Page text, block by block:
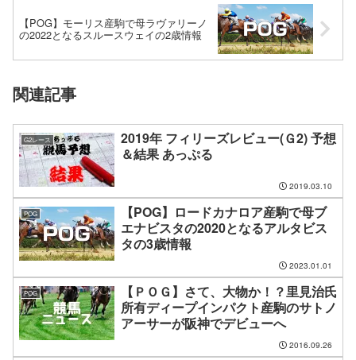
【POG】モーリス産駒で母ラヴァリーノ
の2022となるスルースウェイの2歳情報
関連記事
G2レース
2019年 フィリーズレビュー(Ｇ2) 予想
＆結果 あっぷる
2019.03.10
POG
【POG】ロードカナロア産駒で母ブ
エナビスタの2020となるアルタビス
タの3歳情報
2023.01.01
POG
【ＰＯＧ】さて、大物か！？里見治氏
所有ディープインパクト産駒のサトノ
アーサーが阪神でデビューへ
2016.09.26